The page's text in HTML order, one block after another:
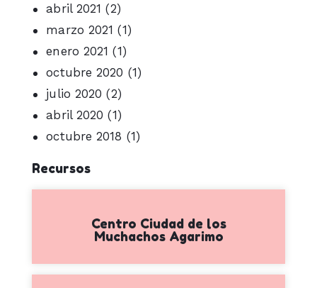
abril 2021 (2)
marzo 2021 (1)
enero 2021 (1)
octubre 2020 (1)
julio 2020 (2)
abril 2020 (1)
octubre 2018 (1)
Recursos
Centro Ciudad de los
Muchachos Agarimo